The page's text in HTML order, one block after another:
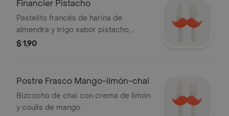
Financier Pistacho
Pastelito francés de harina de
almendra y trigo sabor pistacho,
relleno de ganache de pistacho.
$ 1,90
Postre Frasco Mango-limón-chai
Bizcocho de chai con crema de limón
y coulis de mango.